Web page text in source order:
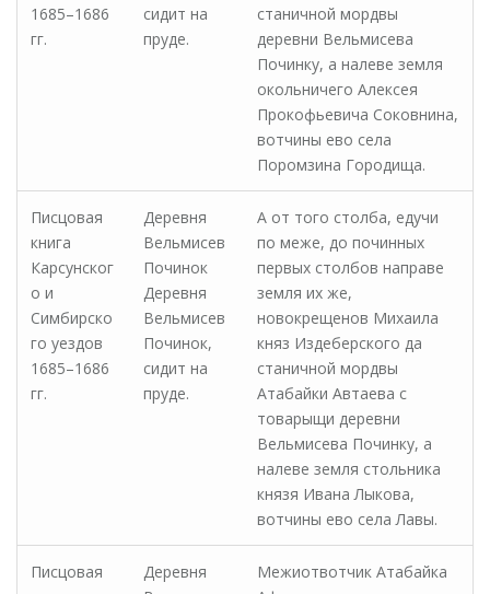
1685–1686
гг.
сидит на
пруде.
станичной мордвы
деревни Вельмисева
Починку, а налеве земля
окольничего Алексея
Прокофьевича Соковнина,
вотчины ево села
Поромзина Городища.
Писцовая
книга
Карсунског
о и
Симбирско
го уездов
1685–1686
гг.
Деревня
Вельмисев
Починок
Деревня
Вельмисев
Починок,
сидит на
пруде.
А от того столба, едучи
по меже, до починных
первых столбов направе
земля их же,
новокрещенов Михаила
княз Издеберского да
станичной мордвы
Атабайки Автаева с
товарыщи деревни
Вельмисева Починку, а
налеве земля стольника
князя Ивана Лыкова,
вотчины ево села Лавы.
Писцовая
Деревня
Межиотвотчик Атабайка